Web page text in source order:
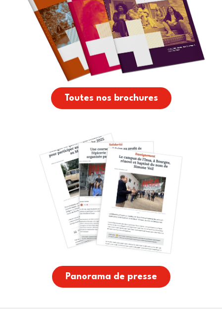
Toutes nos brochures
Panorama de presse